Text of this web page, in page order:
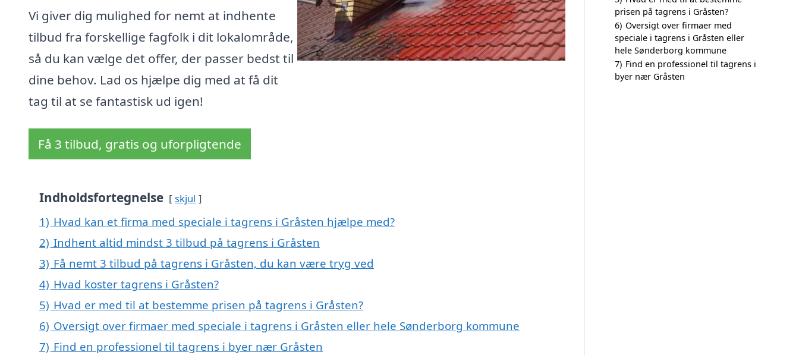
Vi giver dig mulighed for nemt at indhente
tilbud fra forskellige fagfolk i dit lokalområde,
så du kan vælge det offer, der passer bedst til
dine behov. Lad os hjælpe dig med at få dit
tag til at se fantastisk ud igen!
Få 3 tilbud, gratis og uforpligtende
Indholdsfortegnelse skjul
1) Hvad kan et firma med speciale i tagrens i Gråsten hjælpe med?
2) Indhent altid mindst 3 tilbud på tagrens i Gråsten
3) Få nemt 3 tilbud på tagrens i Gråsten, du kan være tryg ved
4) Hvad koster tagrens i Gråsten?
5) Hvad er med til at bestemme prisen på tagrens i Gråsten?
6) Oversigt over firmaer med speciale i tagrens i Gråsten eller hele Sønderborg kommune
7) Find en professionel til tagrens i byer nær Gråsten
prisen på tagrens i Gråsten?
6) Oversigt over firmaer med
speciale i tagrens i Gråsten eller
hele Sønderborg kommune
7) Find en professionel til tagrens i
byer nær Gråsten